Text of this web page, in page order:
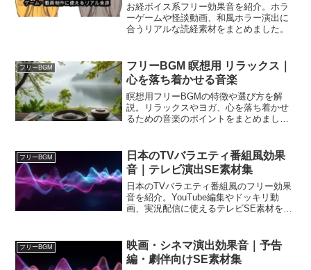
お経ボイス系フリー効果音を紹介。ホラ
ーゲームや怪談動画、和風ホラー演出に
合うリアルな読経素材をまとめました。
フリーBGM
フリーBGM 瞑想用 リラックス｜
心を落ち着かせる音楽
瞑想用フリーBGMの特徴や選び方を解
説。リラックスやヨガ、心を落ち着かせ
るための音楽のポイントをまとめまし
フリーBGM
日本のTVバラエティ番組風効果
音｜テレビ演出SE素材集
日本のTVバラエティ番組風のフリー効果
音を紹介。YouTube編集やドッキリ動
画、実況配信に使えるテレビSE素材をま
フリーBGM
映画・シネマ演出効果音｜予告
編・劇伴向けSE素材集